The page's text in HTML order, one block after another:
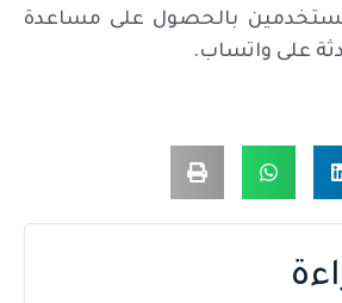
بالحصول على مساعدة
على واتساب.